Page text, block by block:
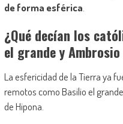
de forma esférica.
¿Qué decían los
el grande y
La esfericidad de la Tierra ya
remotos como Basilio el
de Hipona.